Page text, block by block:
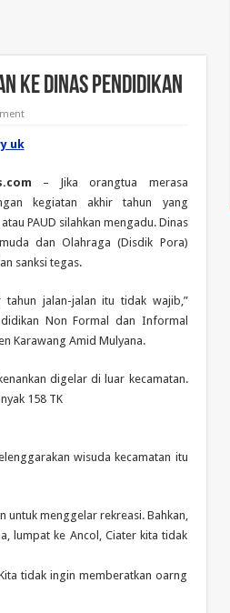
ke Dinas Pendidikan
uk
– Jika orangtua merasa
kegiatan akhir tahun yang
PAUD silahkan mengadu. Dinas
dan Olahraga (Disdik Pora)
sanksi tegas.
tahun jalan-jalan itu tidak wajib,”
Non Formal dan Informal
Karawang Amid Mulyana.
digelar di luar kecamatan.
158 TK
wisuda kecamatan itu
untuk menggelar rekreasi. Bahkan,
lumpat ke Ancol, Ciater kita tidak
tidak ingin memberatkan oarng